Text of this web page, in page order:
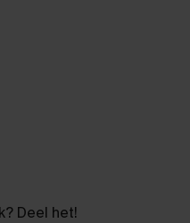
Deel het!